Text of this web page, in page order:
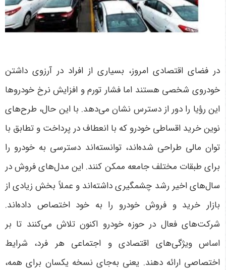
در فضای اقتصادی امروز، بسیاری از افراد در آرزوی داشتن
خودروی شخصی هستند اما فشار تورم و افزایش نرخ خودروها
این رؤیا را دور از دسترس نشان می‌دهد. با این حال، طرح‌های
نوین خرید اقساطی خودرو که با انعطاف در پرداخت و تطابق با
توان مالی طراحی شده‌اند، توانسته‌اند دسترسی به خودرو را
برای طبقات مختلف جامعه ممکن کنند. این مدل‌های فروش در
سال‌های اخیر رشد چشمگیری داشته‌اند و عملاً بخش زیادی از
بازار خرید و فروش خودرو را به خود اختصاص داده‌اند.
شرکت‌های فعال در حوزه خودرو اکنون تلاش می‌کنند تا بر
اساس ویژگی‌های اقتصادی و اجتماعی هر فرد، شرایط
اختصاصی ارائه دهند. یعنی به‌جای نسخه یکسان برای همه،